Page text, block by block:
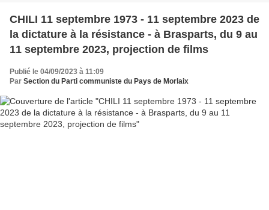
CHILI 11 septembre 1973 - 11 septembre 2023 de
la dictature à la résistance - à Brasparts, du 9 au
11 septembre 2023, projection de films
Publié le 04/09/2023 à 11:09
Par Section du Parti communiste du Pays de Morlaix